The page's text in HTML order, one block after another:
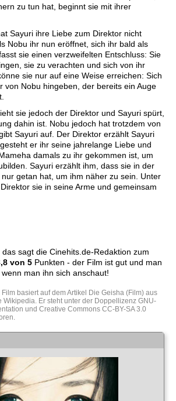
zu tun hat, beginnt sie mit ihrer
Sayuri ihre Liebe zum Direktor nicht
Nobu ihr nun eröffnet, sich ihr bald als
sie einen verzweifelten Entschluss: Sie
sie zu verachten und sich von ihr
sie nur auf eine Weise erreichen: Sich
von Nobu hingeben, der bereits ein Auge
sie jedoch der Direktor und Sayuri spürt,
dahin ist. Nobu jedoch hat trotzdem von
Sayuri auf. Der Direktor erzählt Sayuri
er ihr seine jahrelange Liebe und
damals zu ihr gekommen ist, um
Sayuri erzählt ihm, dass sie in der
getan hat, um ihm näher zu sein. Unter
sie in seine Arme und gemeinsam
das sagt die Cinehits.de-Redaktion zum
von 5 Punkten - der Film ist gut und man
man ihn sich anschaut!
basiert auf dem Artikel Die Geisha (Film) aus
Wikipedia. Er steht unter der Doppellizenz GNU-
und Creative Commons CC-BY-SA 3.0
.